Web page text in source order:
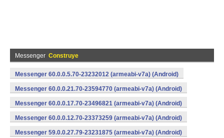
Messenger Construye
Messenger 60.0.0.5.70-23232012 (armeabi-v7a) (Android)
Messenger 60.0.0.21.70-23594770 (armeabi-v7a) (Android)
Messenger 60.0.0.17.70-23496821 (armeabi-v7a) (Android)
Messenger 60.0.0.12.70-23373259 (armeabi-v7a) (Android)
Messenger 59.0.0.27.79-23231875 (armeabi-v7a) (Android)